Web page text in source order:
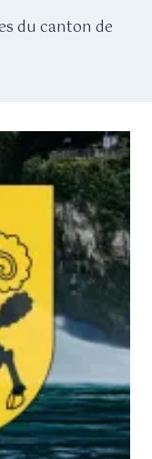
du canton de